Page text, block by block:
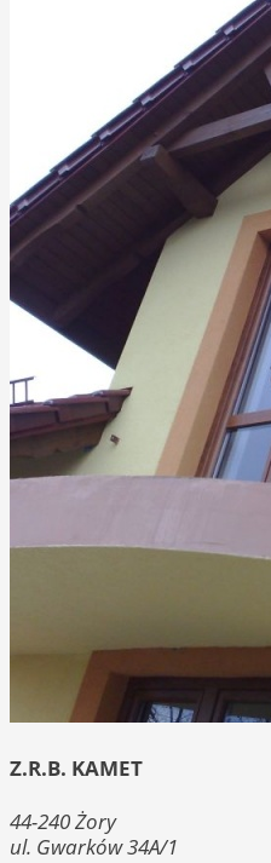
Z.R.B. KAMET
44-240Żory
ul. Gwarków 34A/1